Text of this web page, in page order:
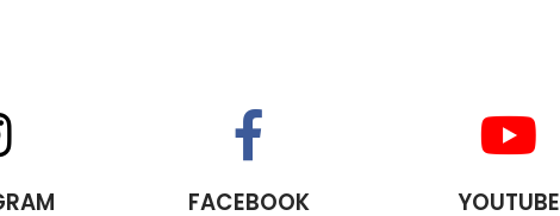
FACEBOOK YOUTUBE